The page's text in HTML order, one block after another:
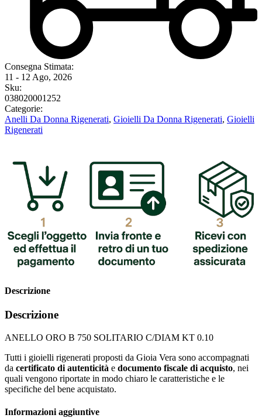
Consegna Stimata:
11 - 12 Ago, 2026
Sku:
038020001252
Categorie:
Anelli Da Donna Rigenerati, Gioielli Da Donna Rigenerati, Gioielli
Rigenerati
Descrizione
Descrizione
ANELLO ORO B 750 SOLITARIO C/DIAM KT 0.10
Tutti i gioielli rigenerati proposti da Gioia Vera sono accompagnati
da certificato di autenticità e documento fiscale di acquisto, nei
quali vengono riportate in modo chiaro le caratteristiche e le
specifiche del bene acquistato.
Informazioni aggiuntive